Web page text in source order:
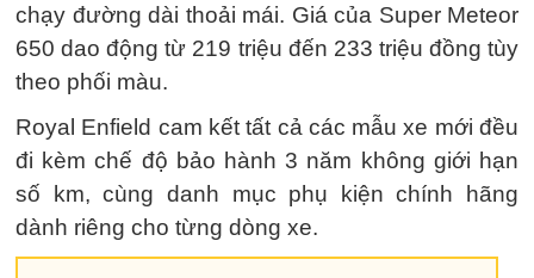
chạy đường dài thoải mái. Giá của Super Meteor
650 dao động từ 219 triệu đến 233 triệu đồng tùy
theo phối màu.
Royal Enfield cam kết tất cả các mẫu xe mới đều
đi kèm chế độ bảo hành 3 năm không giới hạn
số km, cùng danh mục phụ kiện chính hãng
dành riêng cho từng dòng xe.